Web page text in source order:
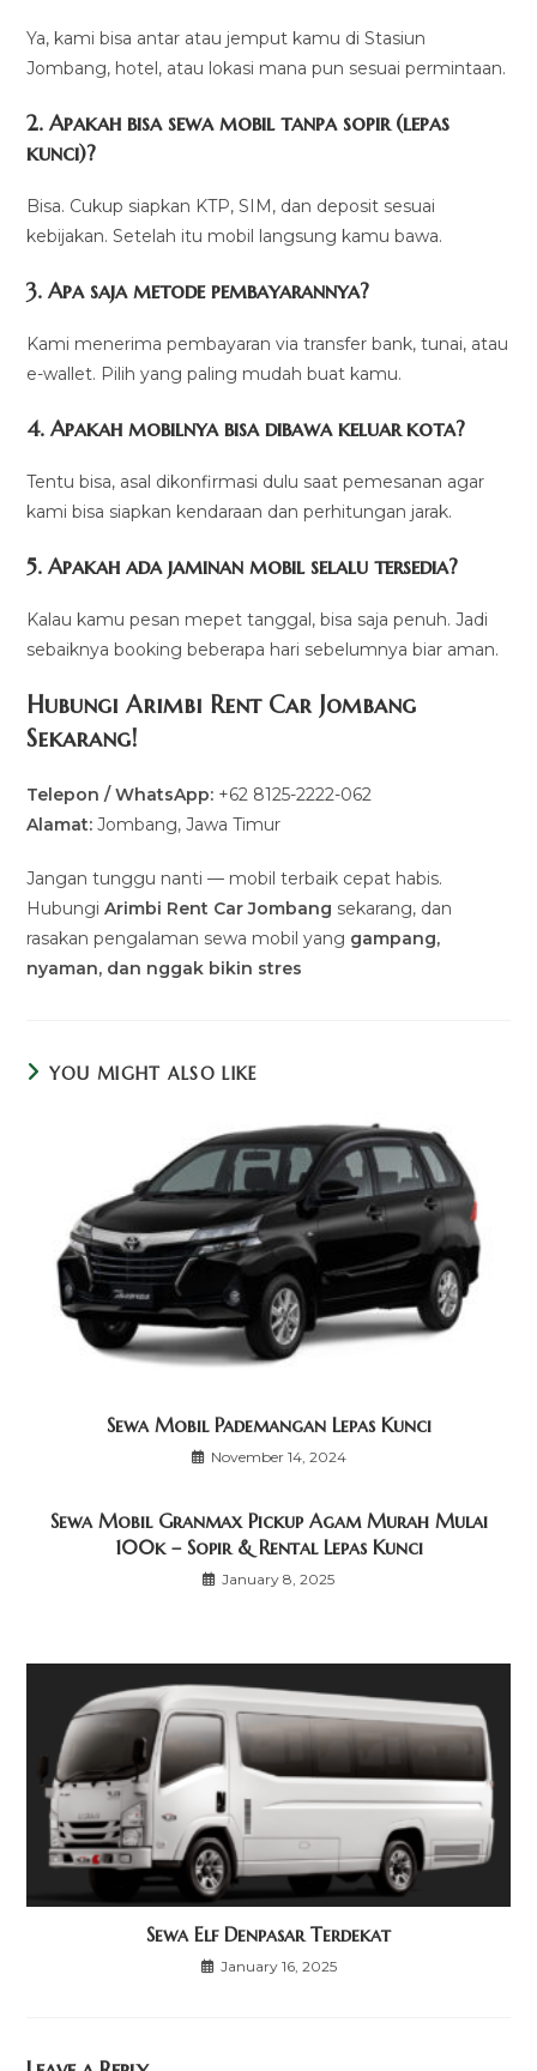
Ya, kami bisa antar atau jemput kamu di Stasiun
Jombang, hotel, atau lokasi mana pun sesuai permintaan.
2. Apakah bisa sewa mobil tanpa sopir (lepas
kunci)?
Bisa. Cukup siapkan KTP, SIM, dan deposit sesuai
kebijakan. Setelah itu mobil langsung kamu bawa.
3. Apa saja metode pembayarannya?
Kami menerima pembayaran via transfer bank, tunai, atau
e-wallet. Pilih yang paling mudah buat kamu.
4. Apakah mobilnya bisa dibawa keluar kota?
Tentu bisa, asal dikonfirmasi dulu saat pemesanan agar
kami bisa siapkan kendaraan dan perhitungan jarak.
5. Apakah ada jaminan mobil selalu tersedia?
Kalau kamu pesan mepet tanggal, bisa saja penuh. Jadi
sebaiknya booking beberapa hari sebelumnya biar aman.
Hubungi Arimbi Rent Car Jombang
Sekarang!
Telepon / WhatsApp: +62 8125-2222-062
Alamat: Jombang, Jawa Timur
Jangan tunggu nanti — mobil terbaik cepat habis.
HubungiArimbi Rent Car Jombang sekarang, dan
rasakan pengalaman sewa mobil yang gampang,
nyaman, dan nggak bikin stres
YOU MIGHT ALSO LIKE
Sewa Mobil Pademangan Lepas Kunci
November 14, 2024
Sewa Mobil Granmax Pickup Agam Murah Mulai
100k – Sopir & Rental Lepas Kunci
January 8, 2025
Sewa Elf Denpasar Terdekat
January 16, 2025